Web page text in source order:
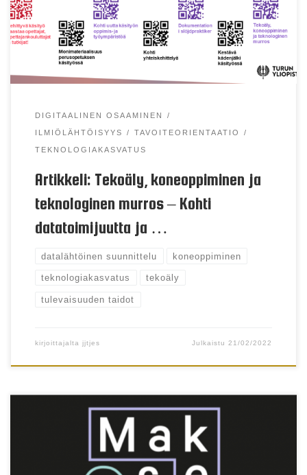
Tekoälyn ja erityisesti uudet koneoppimisen
tekniikat ovat teknologisen murroksen keskeisiä
ajureita. Tänä päivänä koneoppiminen on myös yhä
enemmän sulautumassa osaksi kehollista ja
materiaalista maailmaa sekä vuorovaikutusta.
DIGITAALINEN OSAAMINEN
ILMIÖLÄHTÖISYYS TAVOITEORIENTAATIO
TEKNOLOGIAKASVATUS
Artikkeli: Tekoäly, koneoppiminen ja
teknologinen murros – Kohti
datatoimijuutta ja …
datalähtöinen suunnittelu koneoppiminen
teknologiakasvatus tekoäly
tulevaisuuden taidot
kirjoittajalta jjtjes Julkaistu21/02/2022
Redesigning school environment @Innokomp Noora
Salonen & Tellervo Härkki Department of Education,
University of Helsinki A new service-design